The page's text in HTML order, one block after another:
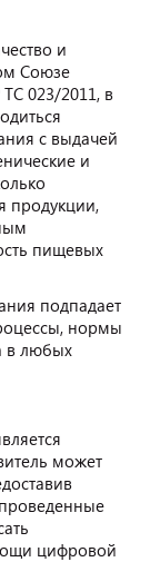
и
Союзе
023/2011, в
с выдачей
и
продукции,
пищевых
подпадает
нормы
в любых
может
проведенные
цифровой